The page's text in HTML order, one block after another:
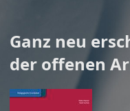
Ganz neu
der offenen